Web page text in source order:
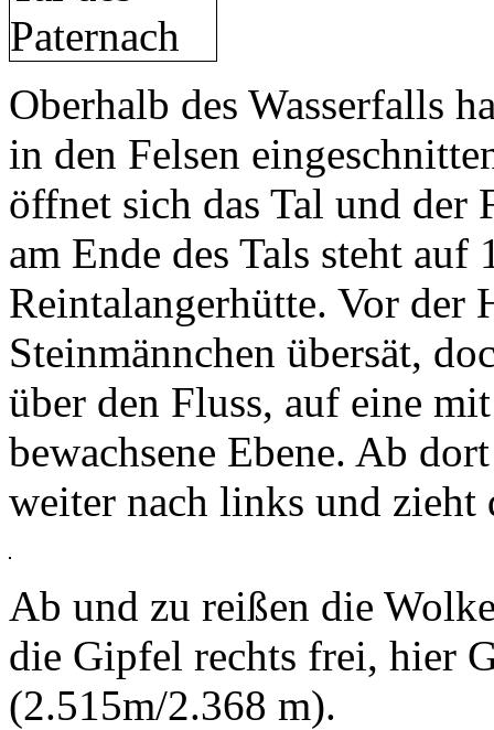
Oberhalb des Wasserfalls
in den Felsen
öffnet sich das Tal und der
am Ende des Tals steht
Reintalangerhütte. Vor der
Steinmännchen übersät,
über den Fluss, auf eine
bewachsene Ebene. Ab
weiter nach links und
Ab und zu reißen die
die Gipfel rechts frei, hier
(2.515m/2.368 m).